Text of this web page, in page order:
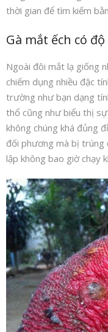
thời gian để tìm kiếm
Gà mắt ếch có
Ngoài đôi mắt lạ giống
chiếm dụng nhiều đặc
trường như bạn dạng
thổ cũng như biểu thị sự
không chúng khá đủng
đối phương mà bị trúng
lập không bao giờ chạy